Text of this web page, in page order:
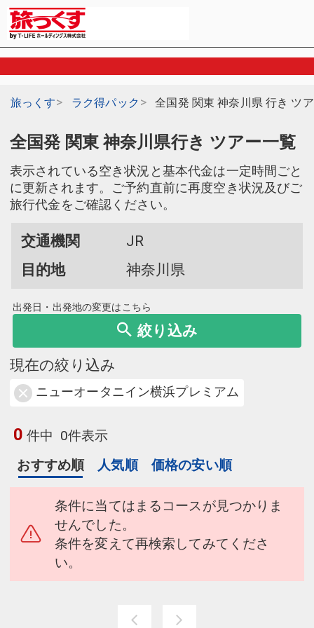
旅っくす ラク得パック 全国発 関東 神奈川県 行き ツ
全国発 関東 神奈川県行き ツアー一覧
表示されている空き状況と基本代金は一定時間ごと
に更新されます。ご予約直前に再度空き状況及びご
旅行代金をご確認ください。
交通機関
JR
目的地
神奈川県
出発日・出発地の変更はこちら
絞り込み
現在の絞り込み
ニューオータニイン横浜プレミアム
0 件中 0件表示
おすすめ順
人気順 価格の安い順
条件に当てはまるコースが見つかりま
せんでした。
条件を変えて再検索してみてくださ
い。